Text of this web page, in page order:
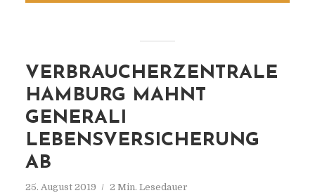
VERBRAUCHERZENTRALE
HAMBURG MAHNT
GENERALI
LEBENSVERSICHERUNG
AB
25. August 2019 2 Min. Lesedauer